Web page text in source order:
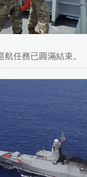
任務已圓滿結束。